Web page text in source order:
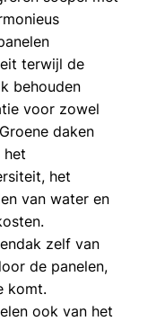
terwijl de
behouden
voor zowel
daken
het
het
van water en
zelf van
de panelen,
komt.
ook van het